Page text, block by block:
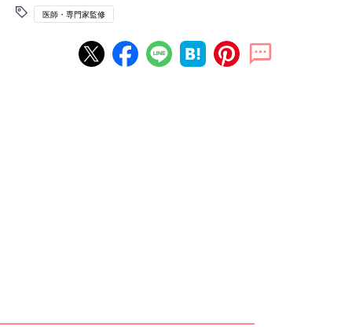
医師・専門家監修